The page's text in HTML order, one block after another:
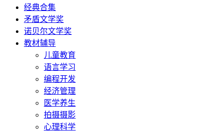
经典合集
矛盾文学奖
诺贝尔文学奖
教材辅导
儿童教育
语言学习
编程开发
经济管理
医学养生
拍摄摄影
心理科学